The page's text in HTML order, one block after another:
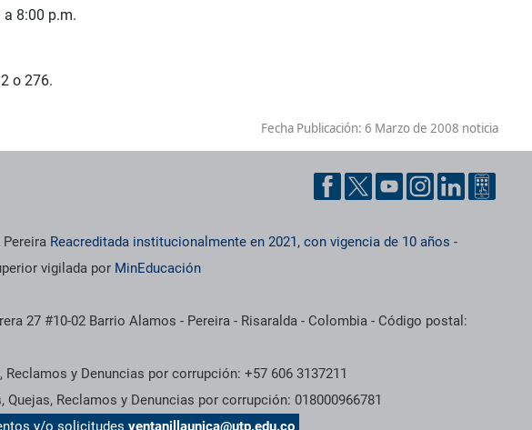
a 8:00 p.m.
o 276.
Fecha Publicación: 6 Marzo de 2008 noticia
Reacreditada institucionalmente en 2021, con vigencia de 10 años -
vigilada por MinEducación
27 #10-02 Barrio Alamos - Pereira - Risaralda - Colombia - Código postal:
Reclamos y Denuncias por corrupción: +57 606 3137211
Reclamos y Denuncias por corrupción: 018000966781
y/o solicitudesventanillaunica@utp.edu.co